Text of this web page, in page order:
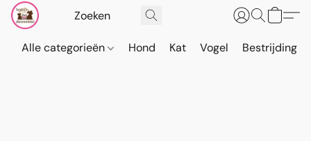
Alle categorieën Hond Kat Vogel Bestrijding